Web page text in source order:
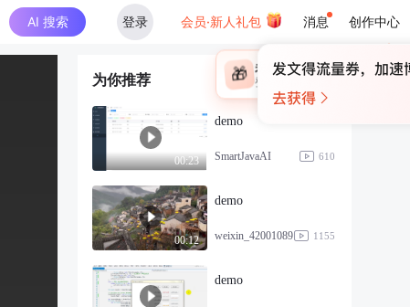
AI 搜索 登录 会员·新人礼包 消息 创作中心
×
🎁 未登录
登录领取最高
为你推荐
00:23
demo
SmartJavaAI 610
00:12
demo
weixin_42001089 1155
demo